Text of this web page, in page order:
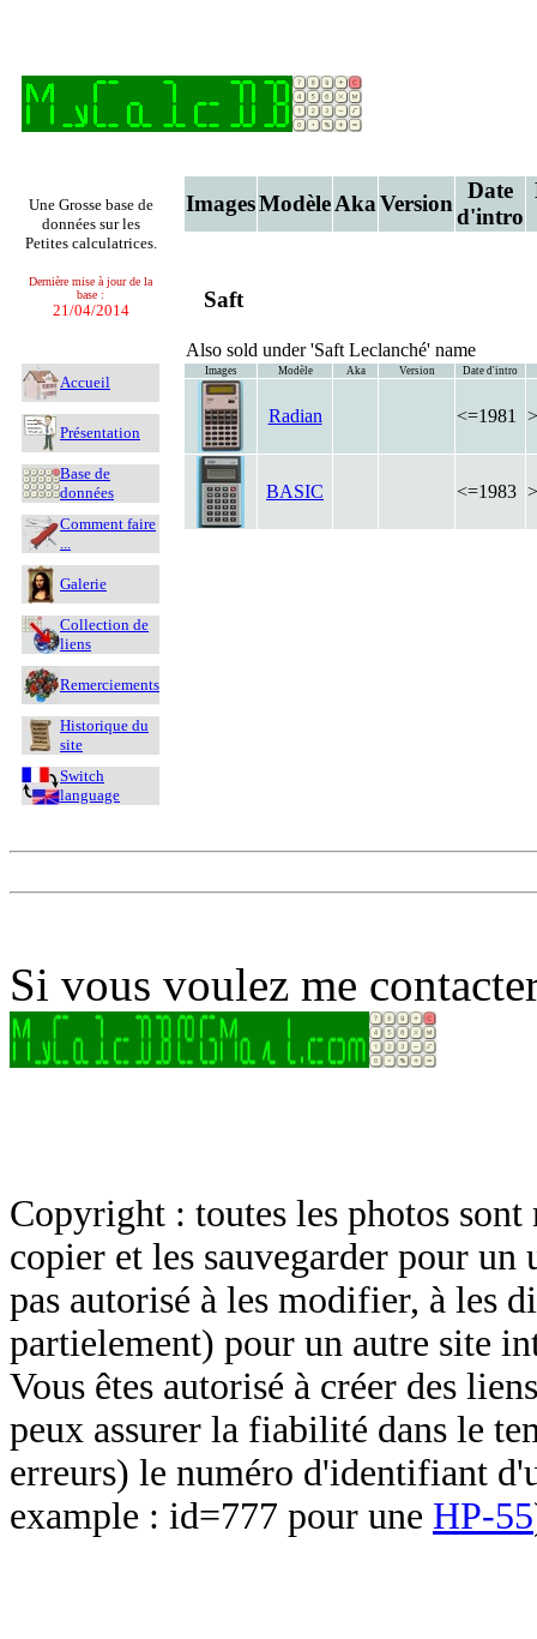
Une Grosse base de
données sur les
Petites calculatrices.
Dernière mise à jour de la
base :
21/04/2014
Accueil
Présentation
Base de
données
Comment faire
...
Galerie
Collection de
liens
Remerciements
Historique du
site
Switch
language
ImagesModèleAkaVersion
Date
d'intro
Saft
Also sold under 'Saft Leclanché' name
Images Modèle Aka Version Date d'intro
Radian <=1981
BASIC <=1983
Si vous voulez me
Copyright : toutes les photos sont
copier et les sauvegarder pour un
pas autorisé à les modifier, à les
partielement) pour un autre site
Vous êtes autorisé à créer des
peux assurer la fiabilité dans le
erreurs) le numéro d'identifiant
example : id=777 pour une HP-55